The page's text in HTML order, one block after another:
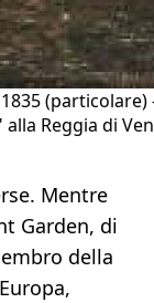
1835 (particolare)
Reggia di
Mentre
Garden, di
della